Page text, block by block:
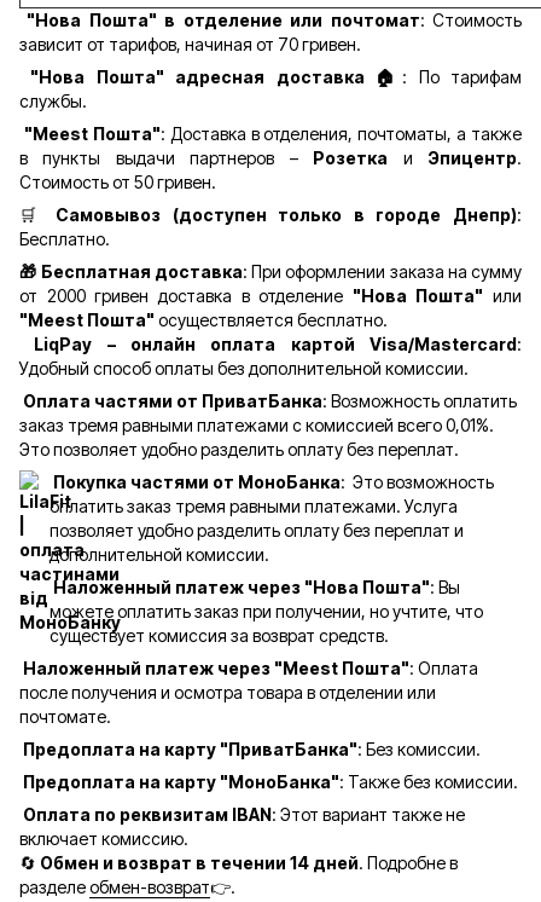
"Нова Пошта" в отделение или почтомат: Стоимость
зависит от тарифов, начиная от 70 гривен.
"Нова Пошта" адресная доставка 🏠 : По тарифам
службы.
"Meest Пошта": Доставка в отделения, почтоматы, а также
в пункты выдачи партнеров – Розетка и Эпицентр.
Стоимость от 50 гривен.
🛒 Самовывоз (доступен только в городе Днепр):
Бесплатно.
🎁 Бесплатная доставка: При оформлении заказа на сумму
от 2000 гривен доставка в отделение "Нова Пошта" или
"Meest Пошта" осуществляется бесплатно.
LiqPay – онлайн оплата картой Visa/Mastercard:
Удобный способ оплаты без дополнительной комиссии.
Оплата частями от ПриватБанка: Возможность оплатить
заказ тремя равными платежами с комиссией всего 0,01%.
Это позволяет удобно разделить оплату без переплат.
Покупка частями от МоноБанка: Это возможность
оплатить заказ тремя равными платежами. Услуга
позволяет удобно разделить оплату без переплат и
дополнительной комиссии.
Наложенный платеж через "Нова Пошта": Вы
можете оплатить заказ при получении, но учтите, что
существует комиссия за возврат средств.
Наложенный платеж через "Meest Пошта": Оплата
после получения и осмотра товара в отделении или
почтомате.
Предоплата на карту "ПриватБанка": Без комиссии.
Предоплата на карту "МоноБанка": Также без комиссии.
Оплата по реквизитам IBAN: Этот вариант также не
включает комиссию.
🔄 Обмен и возврат в течении 14 дней. Подробне в
разделеобмен-возврат👉.